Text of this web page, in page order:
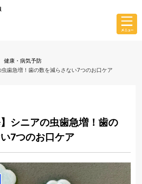
健康・病気予防
虫歯急増！歯の数を減らさない7つのお口ケア
】シニアの虫歯急増！歯の
7つのお口ケア